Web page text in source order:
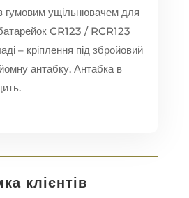
гумовим ущільнювачем для
CR123 / RCR123
– кріплення під збройовий
антабку. Антабка в
клієнтів